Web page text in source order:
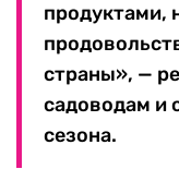
продуктами,
страны», —
садоводам и
сезона.